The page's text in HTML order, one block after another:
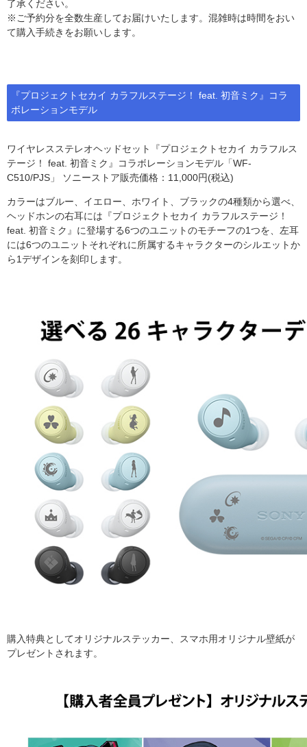
了承ください。
※ご予約分を全数生産してお届けいたします。混雑時は時間をおい
て購入手続きをお願いします。
『プロジェクトセカイ カラフルステージ！ feat. 初音ミク』コラ
ボレーションモデル
ワイヤレスステレオヘッドセット『プロジェクトセカイ カラフルス
テージ！ feat. 初音ミク』コラボレーションモデル「WF-
C510/PJS」 ソニーストア販売価格：11,000円(税込)
カラーはブルー、イエロー、ホワイト、ブラックの4種類から選べ、
ヘッドホンの右耳には『プロジェクトセカイ カラフルステージ！
feat. 初音ミク』に登場する6つのユニットのモチーフの1つを、左耳
には6つのユニットそれぞれに所属するキャラクターのシルエットか
ら1デザインを刻印します。
購入特典としてオリジナルステッカー、スマホ用オリジナル壁紙が
プレゼントされます。